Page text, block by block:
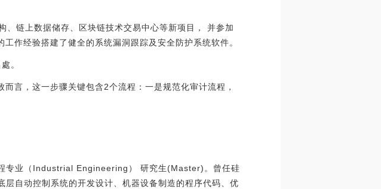
链上数据储存、区块链技术交易中心等新项目， 并参加
作经验搭建了健全的系统漏洞跟踪及安全防护系统软件。
。
言，这一步骤关键包含2个流程：一是规范化审计流程，
专业（Industrial Engineering） 研究生(Master)。曾任硅
自动控制系统的开发设计、机器设备制造的程序代码、优